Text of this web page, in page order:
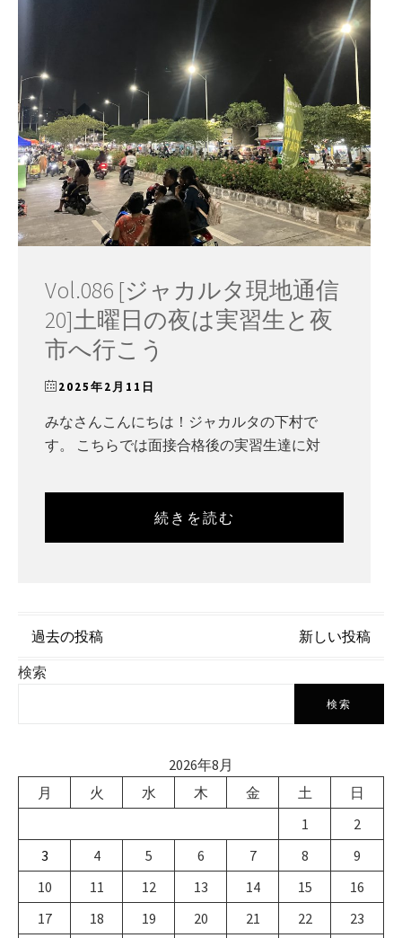
Vol.086 [ジャカルタ現地通信
20]土曜日の夜は実習生と夜
市へ行こう
2025年2月11日
みなさんこんにちは！ジャカルタの下村で
す。 こちらでは面接合格後の実習生達に対
続きを読む
投
稿
ゲ
ー
シ
ョ
ン
過去の投稿
新しい投稿
検索
検索
2026年8月
月
火 水 木 金 土
日
1
2
3
4 5 6 7 8
9
10
11 12 13 14 15
16
17
18 19 20 21 22
23